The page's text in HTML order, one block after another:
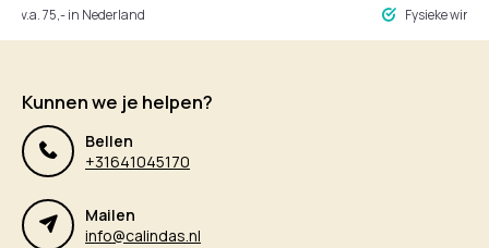
v.a. 75,- in Nederland Fysieke
Kunnen we je helpen?
Bellen
+31641045170
Mailen
info@calindas.nl